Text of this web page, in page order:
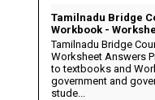
Tamilnadu Bridge
Workbook -
Tamilnadu Bridge
Worksheet Answers
to textbooks and
government and
stude...